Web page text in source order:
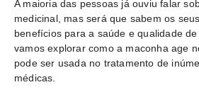
A maioria das pessoas já ouviu falar
medicinal, mas será que sabem os
benefícios para a saúde e qualidade de
vamos explorar como a maconha age
pode ser usada no tratamento de
médicas.